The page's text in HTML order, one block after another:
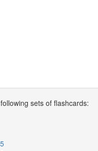
sets of flashcards: